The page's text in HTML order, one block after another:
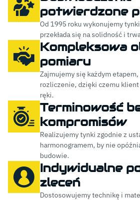
potwierdzone
Od 1995 roku wykonujemy
przekłada się na solidność i
Kompleksowa
pomiaru
Zajmujemy się każdym
rozliczenie, dzięki czemu
ręki.
Terminowość
kompromisów
Realizujemy tynki zgodnie z
harmonogramem, by nie
budowie.
Indywidualne
zleceń
Dostosowujemy technikę i